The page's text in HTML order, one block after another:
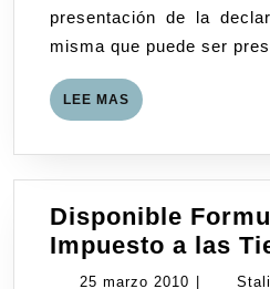
presentación de la
misma que puede ser
LEE MAS LEE
MAS
Disponible
Impuesto a las
25 marzo 2010 25
|